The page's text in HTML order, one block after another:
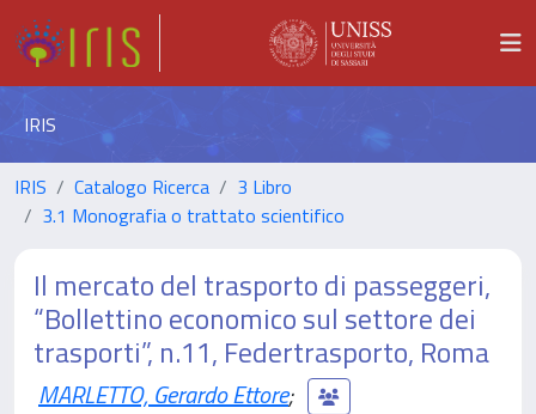
IRIS
IRIS Catalogo Ricerca
3 Libro
3.1 Monografia o trattato scientifico
Il mercato del trasporto di passeggeri,
“Bollettino economico sul settore dei
trasporti”, n.11, Federtrasporto, Roma
MARLETTO, Gerardo Ettore;